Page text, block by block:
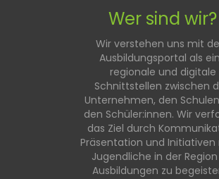
Wer sind wir?
Wir verstehen uns mit
Ausbildungsportal als
regionale und digitale
Schnittstellen zwischen
Unternehmen, den
den Schüler:innen. Wir
das Ziel durch
Präsentation und
Jugendliche in der
Ausbildungen zu